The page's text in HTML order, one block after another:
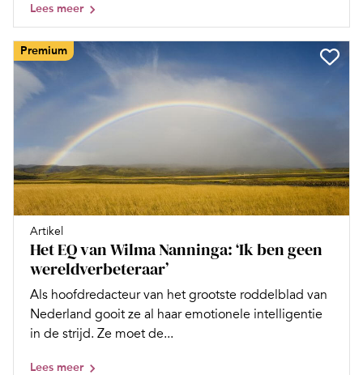
Lees meer
Premium
Artikel
Het EQ van Wilma Nanninga: ‘Ik ben geen
wereldverbeteraar’
Als hoofdredacteur van het grootste roddelblad van
Nederland gooit ze al haar emotionele intelligentie
in de strijd. Ze moet de...
Lees meer